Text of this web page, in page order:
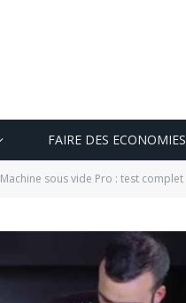
FAIRE DES ECONOMIES
Machine sous vide Pro : test complet